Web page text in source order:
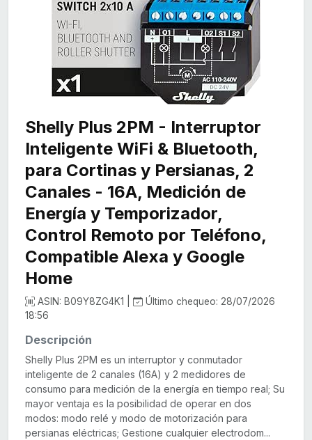
Shelly Plus 2PM - Interruptor
Inteligente WiFi & Bluetooth,
para Cortinas y Persianas, 2
Canales - 16A, Medición de
Energía y Temporizador,
Control Remoto por Teléfono,
Compatible Alexa y Google
Home
ASIN: B09Y8ZG4K1 |
Último chequeo: 28/07/2026
18:56
Descripción
Shelly Plus 2PM es un interruptor y conmutador
inteligente de 2 canales (16A) y 2 medidores de
consumo para medición de la energía en tiempo real; Su
mayor ventaja es la posibilidad de operar en dos
modos: modo relé y modo de motorización para
persianas eléctricas; Gestione cualquier electrodom...